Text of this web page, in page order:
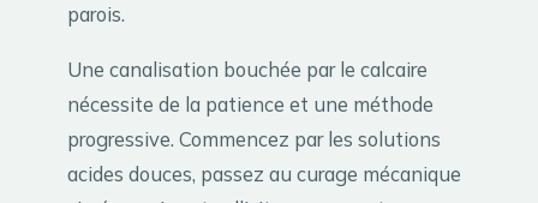
parois.
Une canalisation bouchée par le calcaire
nécessite de la patience et une méthode
progressive. Commencez par les solutions
acides douces, passez au curage mécanique